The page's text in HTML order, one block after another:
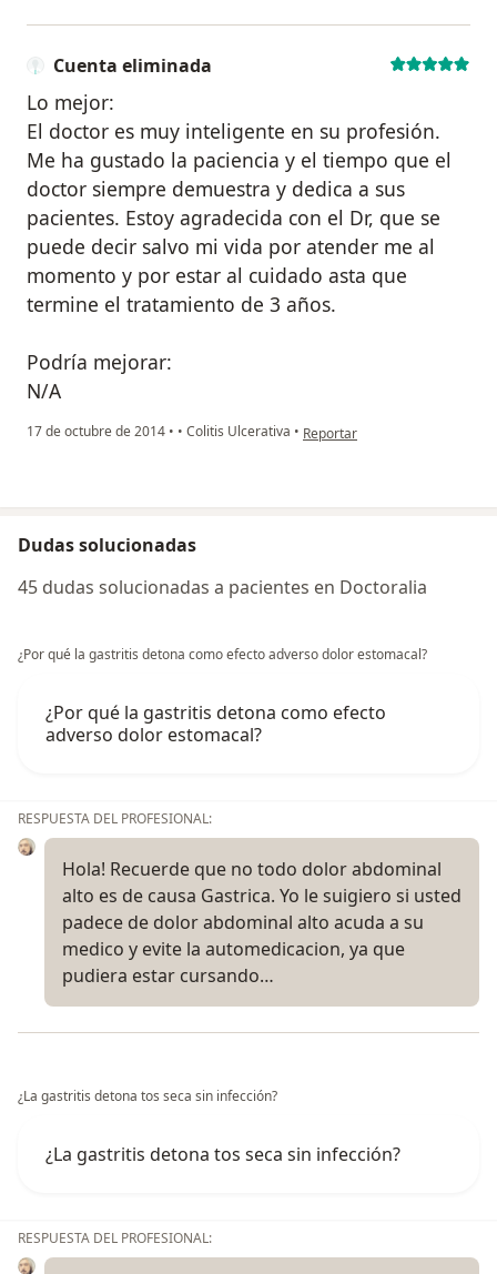
Cuenta eliminada
Lo mejor:
El doctor es muy inteligente en su profesión.
Me ha gustado la paciencia y el tiempo que el
doctor siempre demuestra y dedica a sus
pacientes. Estoy agradecida con el Dr, que se
puede decir salvo mi vida por atender me al
momento y por estar al cuidado asta que
termine el tratamiento de 3 años.
Podría mejorar:
N/A
17 de octubre de 2014 • • Colitis Ulcerativa • en opinión del usuario Cuenta
Reportar
Dudas solucionadas
45 dudas solucionadas a pacientes en Doctoralia
¿Por qué la gastritis detona como efecto adverso dolor estomacal?
¿Por qué la gastritis detona como efecto
adverso dolor estomacal?
RESPUESTA DEL PROFESIONAL:
Hola! Recuerde que no todo dolor abdominal
alto es de causa Gastrica. Yo le suigiero si usted
padece de dolor abdominal alto acuda a su
medico y evite la automedicacion, ya que
pudiera estar cursando…
¿La gastritis detona tos seca sin infección?
¿La gastritis detona tos seca sin infección?
RESPUESTA DEL PROFESIONAL: